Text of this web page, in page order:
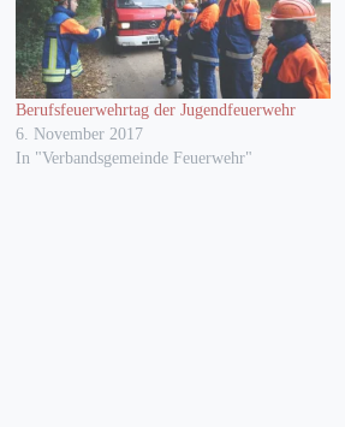
Berufsfeuerwehrtag der Jugendfeuerwehr
6. November 2017
In "Verbandsgemeinde Feuerwehr"